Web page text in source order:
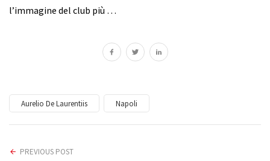
l’immagine del club più …
Aurelio De Laurentiis Napoli
PREVIOUS POST